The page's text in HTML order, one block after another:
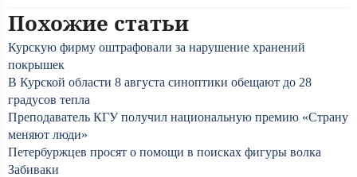
Похожие статьи
Курскую фирму оштрафовали за нарушение хранений
покрышек
В Курской области 8 августа синоптики обещают до 28
градусов тепла
Преподаватель КГУ получил национальную премию «Страну
меняют люди»
Петербуржцев просят о помощи в поисках фигуры волка
Забиваки